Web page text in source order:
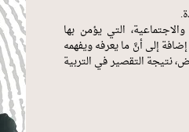
التي يؤمن بها
إلى أنَّ ما يعرفه ويفهمه
نتيجة التقصير في التربية